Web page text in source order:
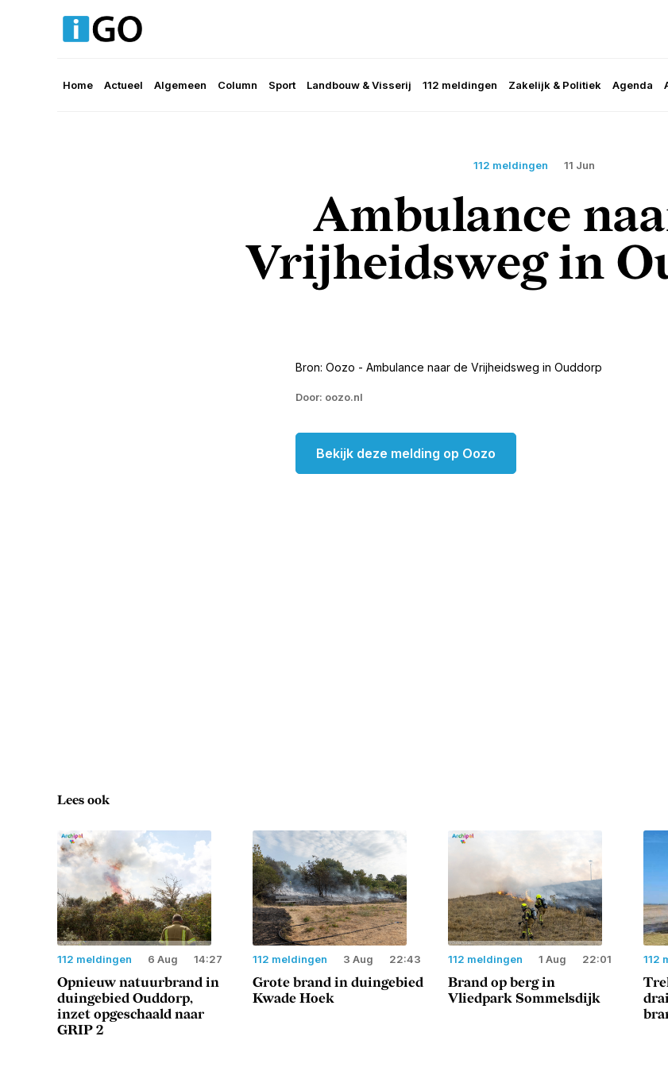
Home Actueel Algemeen Column Sport Landbouw & Visserij 112 meldingen Zakelijk & Politiek Agenda
112 meldingen 11 Jun
Ambulance
Vrijheidsweg in
Bron: Oozo - Ambulance naar de Vrijheidsweg in Ouddorp
Door: oozo.nl
Bekijk deze melding op Oozo
Lees ook
112 meldingen 6 Aug 14:27
Opnieuw natuurbrand in
duingebied Ouddorp,
inzet opgeschaald naar
GRIP 2
112 meldingen 3 Aug 22:43
Grote brand in duingebied
Kwade Hoek
112 meldingen 1 Aug 22:01
Brand op berg in
Vliedpark Sommelsdijk
112